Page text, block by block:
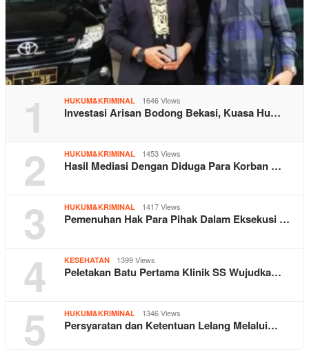
1 HUKUM&KRIMINAL 1646 Views
Investasi Arisan Bodong Bekasi, Kuasa Hu…
2 HUKUM&KRIMINAL 1453 Views
Hasil Mediasi Dengan Diduga Para Korban …
3 HUKUM&KRIMINAL 1417 Views
Pemenuhan Hak Para Pihak Dalam Eksekusi …
4 KESEHATAN 1399 Views
Peletakan Batu Pertama Klinik SS Wujudka…
5 HUKUM&KRIMINAL 1346 Views
Persyaratan dan Ketentuan Lelang Melalui…